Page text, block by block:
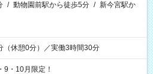
/ 動物園前駅から徒歩5分 / 新今宮駅か
（休憩0分）／実働3時間30分
10月限定！